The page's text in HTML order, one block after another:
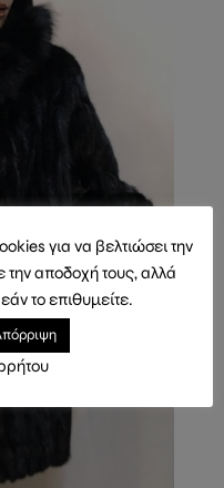
για να βελτιώσει την
την αποδοχή τους, αλλά
το επιθυμείτε.